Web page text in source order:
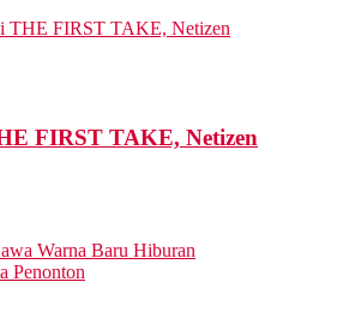
FIRST TAKE, Netizen